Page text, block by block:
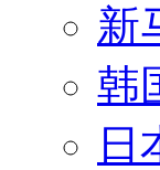
新
韩
日